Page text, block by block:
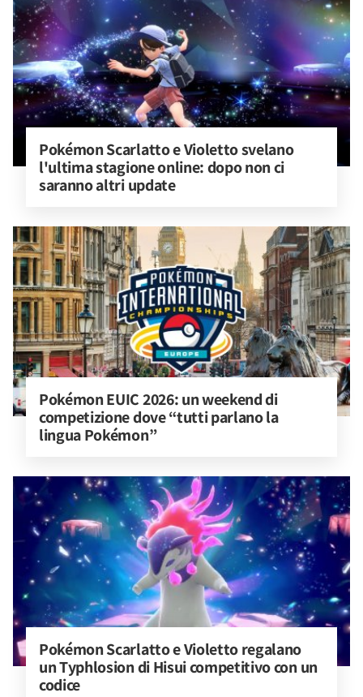
Pokémon Scarlatto e Violetto svelano
l'ultima stagione online: dopo non ci
saranno altri update
Pokémon EUIC 2026: un weekend di
competizione dove “tutti parlano la
lingua Pokémon”
Pokémon Scarlatto e Violetto regalano
un Typhlosion di Hisui competitivo con un
codice